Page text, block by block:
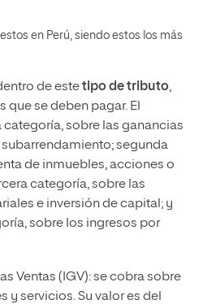
en Perú, siendo estos los más
de estetipo de tributo,
se deben pagar. El
sobre las ganancias
segunda
de inmuebles, acciones o
categoría, sobre las
e inversión de capital; y
sobre los ingresos por
Ventas (IGV): se cobra sobre
y servicios. Su valor es del